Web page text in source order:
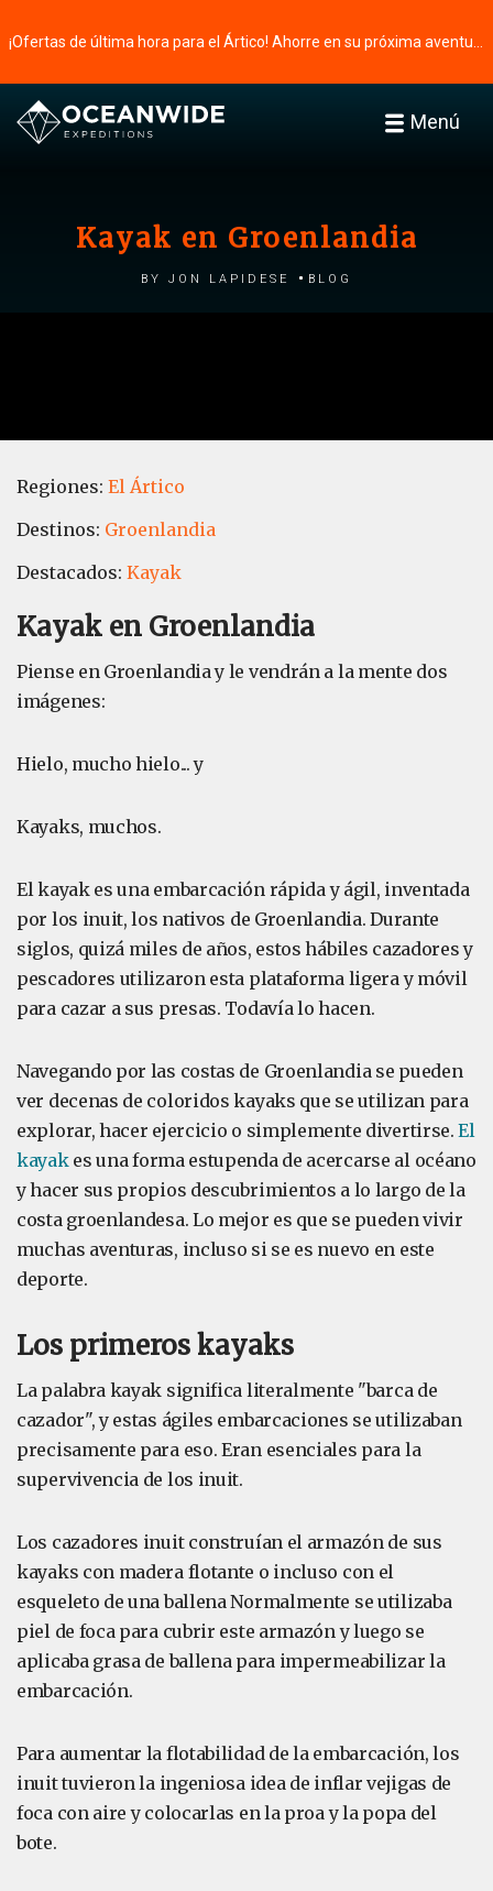
Menú
Kayak en Groenlandia
by Jon Lapidese Blog
Regiones: El Ártico
Destinos: Groenlandia
Destacados: Kayak
Kayak en Groenlandia
Piense en Groenlandia y le vendrán a la mente dos
imágenes:
Hielo, mucho hielo... y
Kayaks, muchos.
El kayak es una embarcación rápida y ágil, inventada
por los inuit, los nativos de Groenlandia. Durante
siglos, quizá miles de años, estos hábiles cazadores y
pescadores utilizaron esta plataforma ligera y móvil
para cazar a sus presas. Todavía lo hacen.
Navegando por las costas de Groenlandia se pueden
ver decenas de coloridos kayaks que se utilizan para
explorar, hacer ejercicio o simplemente divertirse.El
kayakes una forma estupenda de acercarse al océano
y hacer sus propios descubrimientos a lo largo de la
costa groenlandesa. Lo mejor es que se pueden vivir
muchas aventuras, incluso si se es nuevo en este
deporte.
Los primeros kayaks
La palabra kayak significa literalmente "barca de
cazador", y estas ágiles embarcaciones se utilizaban
precisamente para eso. Eran esenciales para la
supervivencia de los inuit.
Los cazadores inuit construían el armazón de sus
kayaks con madera flotante o incluso con el
esqueleto de una ballena Normalmente se utilizaba
piel de foca para cubrir este armazón y luego se
aplicaba grasa de ballena para impermeabilizar la
embarcación.
Para aumentar la flotabilidad de la embarcación, los
inuit tuvieron la ingeniosa idea de inflar vejigas de
foca con aire y colocarlas en la proa y la popa del
bote.